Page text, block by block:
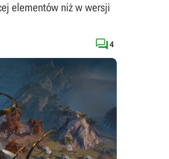
elementów niż w wersji
4